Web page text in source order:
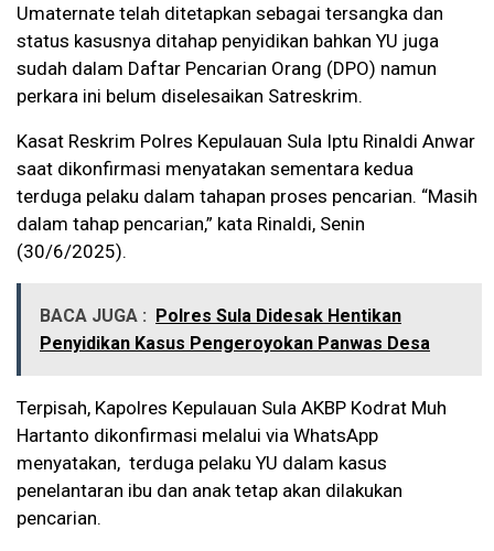
Umaternate telah ditetapkan sebagai tersangka dan
status kasusnya ditahap penyidikan bahkan YU juga
sudah dalam Daftar Pencarian Orang (DPO) namun
perkara ini belum diselesaikan Satreskrim.
Kasat Reskrim Polres Kepulauan Sula Iptu Rinaldi Anwar
saat dikonfirmasi menyatakan sementara kedua
terduga pelaku dalam tahapan proses pencarian. “Masih
dalam tahap pencarian,” kata Rinaldi, Senin
(30/6/2025).
BACA JUGA :
Polres Sula Didesak Hentikan
Penyidikan Kasus Pengeroyokan Panwas Desa
Terpisah, Kapolres Kepulauan Sula AKBP Kodrat Muh
Hartanto dikonfirmasi melalui via WhatsApp
menyatakan, terduga pelaku YU dalam kasus
penelantaran ibu dan anak tetap akan dilakukan
pencarian.